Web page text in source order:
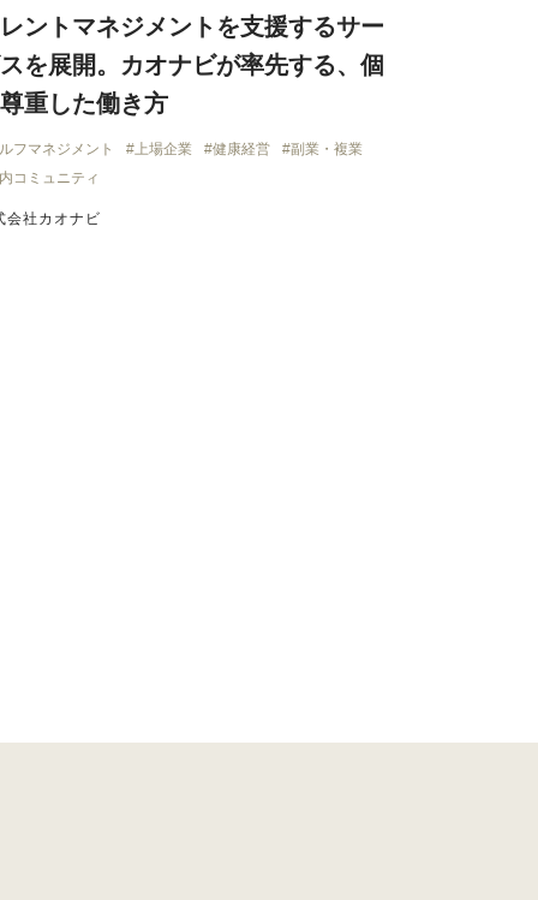
ントマネジメントを支援するサー
を展開。カオナビが率先する、個
重した働き方
フマネジメント 上場企業 健康経営
副業・複業
コミュニティ
会社カオナビ